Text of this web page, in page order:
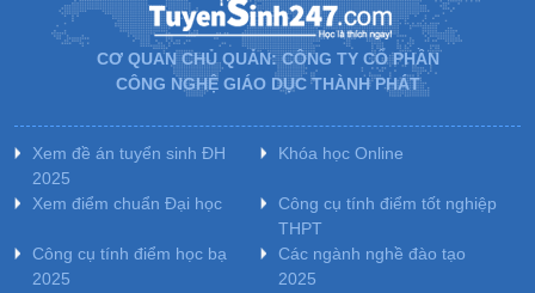
CƠ QUAN CHỦ QUẢN: CÔNG TY CỔ PHẦN
CÔNG NGHỆ GIÁO DỤC THÀNH PHÁT
Xem đề án tuyển sinh ĐH
2025
Khóa học Online
Xem điểm chuẩn Đại học
Công cụ tính điểm tốt nghiệp
THPT
Công cụ tính điểm học bạ
2025
Các ngành nghề đào tạo
2025